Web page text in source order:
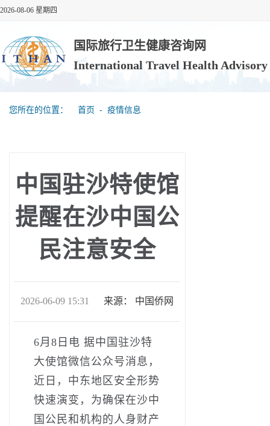
2026-08-06 星期四
国际旅行卫生健康咨询网
International Travel Health
您所在的位置： 首页 ‐ 疫情信息
中国驻沙特使馆
提醒在沙中国公
民注意安全
2026-06-09 15:31 来源： 中国侨网
6月8日电 据中国驻沙特
大使馆微信公众号消息，
近日，中东地区安全形势
快速演变，为确保在沙中
国公民和机构的人身财产